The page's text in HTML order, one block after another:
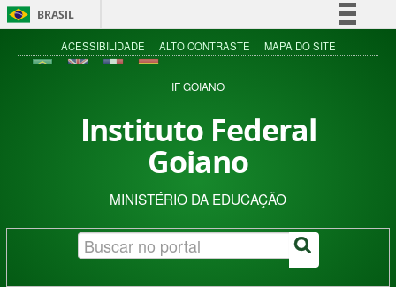
BRASIL
Simplifique!
Acesso à informação
ACESSIBILIDADE ALTO CONTRASTE MAPA DO SITE
IF GOIANO
Instituto Federal
Goiano
MINISTÉRIO DA EDUCAÇÃO